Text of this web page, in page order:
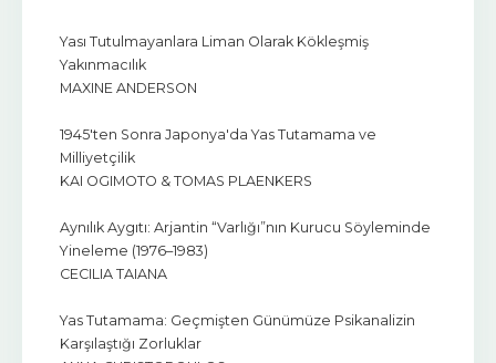
Yası Tutulmayanlara Liman Olarak Kökleşmiş
Yakınmacılık
MAXINE ANDERSON
1945'ten Sonra Japonya'da Yas Tutamama ve
Milliyetçilik
KAI OGIMOTO & TOMAS PLAENKERS
Aynılık Aygıtı: Arjantin “Varlığı”nın Kurucu Söyleminde
Yineleme (1976–1983)
CECILIA TAIANA
Yas Tutamama: Geçmişten Günümüze Psikanalizin
Karşılaştığı Zorluklar